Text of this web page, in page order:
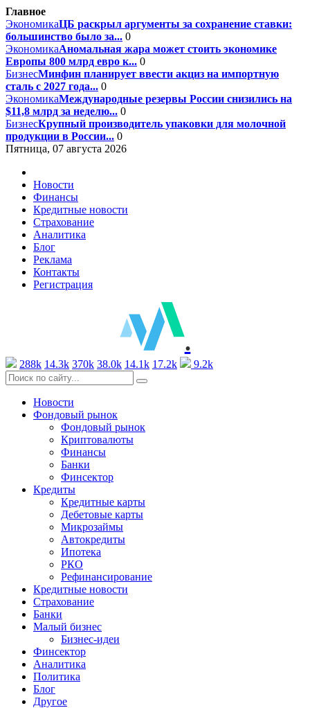
Главное
ЭкономикаЦБ раскрыл аргументы за сохранение ставки:
большинство было за... 0
ЭкономикаАномальная жара может стоить экономике
Европы 800 млрд евро к... 0
БизнесМинфин планирует ввести акциз на импортную
сталь с 2027 года... 0
ЭкономикаМеждународные резервы России снизились на
$11,8 млрд за неделю... 0
БизнесКрупный производитель упаковки для молочной
продукции в России... 0
Пятница, 07 августа 2026
Новости
Финансы
Кредитные новости
Страхование
Аналитика
Блог
Реклама
Контакты
Регистрация
.
288k 14.3k 370k 38.0k 14.1k 17.2k 9.2k
Новости
Фондовый рынок
Фондовый рынок
Криптовалюты
Финансы
Банки
Финсектор
Кредиты
Кредитные карты
Дебетовые карты
Микрозаймы
Автокредиты
Ипотека
РКО
Рефинансирование
Кредитные новости
Страхование
Банки
Малый бизнес
Бизнес-идеи
Финсектор
Аналитика
Политика
Блог
Другое